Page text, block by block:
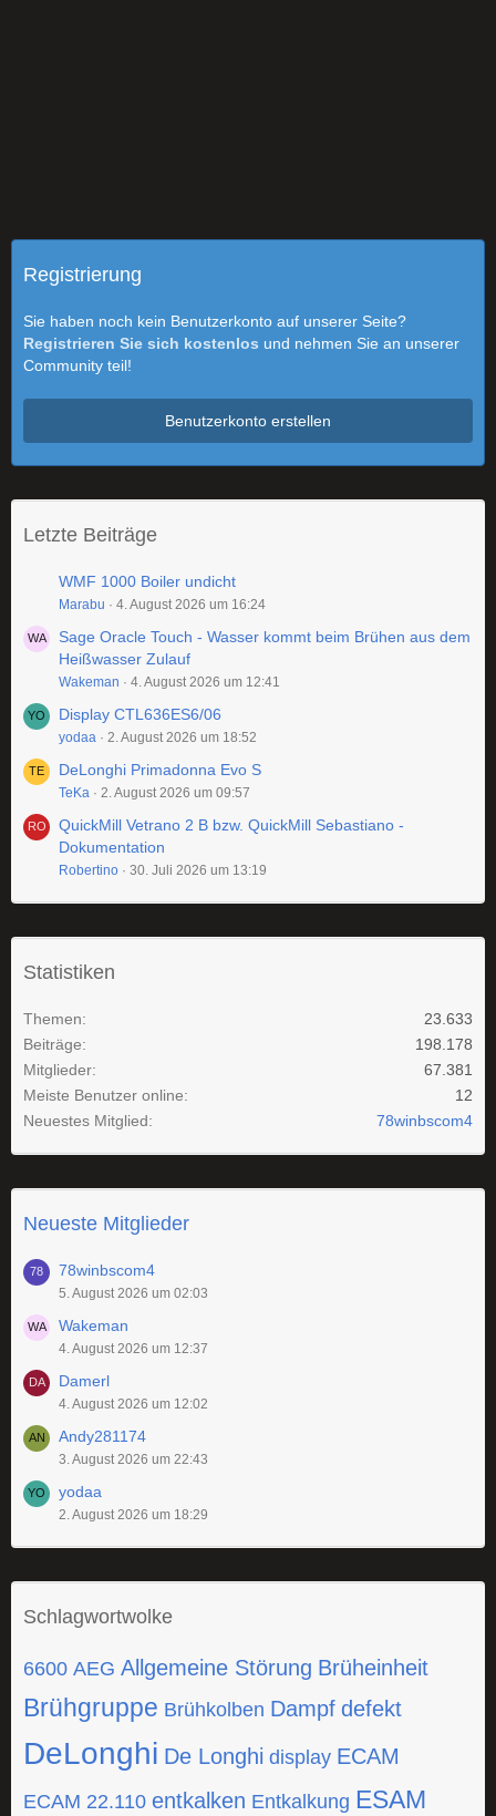
Registrierung
Sie haben noch kein Benutzerkonto auf unserer Seite?
Registrieren Sie sich kostenlos und nehmen Sie an unserer
Community teil!
Benutzerkonto erstellen
Letzte Beiträge
WMF 1000 Boiler undicht
Marabu 4. August 2026 um 16:24
Sage Oracle Touch - Wasser kommt beim Brühen aus dem
Heißwasser Zulauf
Wakeman 4. August 2026 um 12:41
Display CTL636ES6/06
yodaa 2. August 2026 um 18:52
DeLonghi Primadonna Evo S
TeKa 2. August 2026 um 09:57
QuickMill Vetrano 2 B bzw. QuickMill Sebastiano -
Dokumentation
Robertino 30. Juli 2026 um 13:19
Statistiken
Themen
23.633
Beiträge
198.178
Mitglieder
67.381
Meiste Benutzer online
12
Neuestes Mitglied
78winbscom4
Neueste Mitglieder
78winbscom4
5. August 2026 um 02:03
Wakeman
4. August 2026 um 12:37
Damerl
4. August 2026 um 12:02
Andy281174
3. August 2026 um 22:43
yodaa
2. August 2026 um 18:29
Schlagwortwolke
6600 AEG Allgemeine Störung Brüheinheit
Brühgruppe Brühkolben Dampf defekt
DeLonghi De Longhi display ECAM
ECAM 22.110 entkalken Entkalkung ESAM